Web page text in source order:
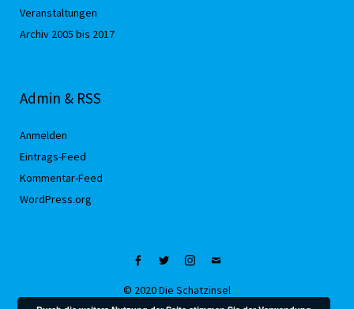
Veranstaltungen
Archiv 2005 bis 2017
Admin & RSS
Anmelden
Eintrags-Feed
Kommentar-Feed
WordPress.org
Facebook
TwitterInstagram
Mail
© 2020 Die Schatzinsel